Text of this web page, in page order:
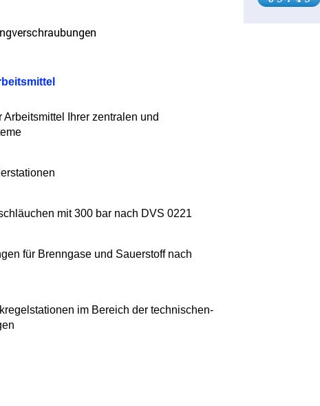
Ihrer zentralen und
mit 300 bar nach DVS 0221
für Brenngase und Sauerstoff nach
im Bereich der technischen-